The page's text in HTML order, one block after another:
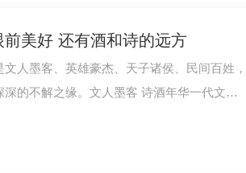
美好 还有酒和诗的远方
文人墨客、英雄豪杰、天子诸侯、民间百姓，
的不解之缘。文人墨客 诗酒年华一代文豪